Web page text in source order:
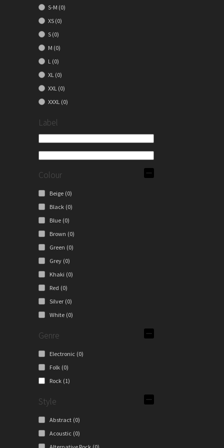
S-M (0)
XS (0)
S (0)
M (0)
L (0)
XL (0)
XXL (0)
XXXL (0)
Label
Colour
Beige (0)
Black (0)
Blue (0)
Brown (0)
Green (0)
Grey (0)
Khaki (0)
Red (0)
Silver (0)
White (0)
Genre
Electronic (0)
Folk (0)
Rock (1)
Style
Abstract (0)
Acoustic (0)